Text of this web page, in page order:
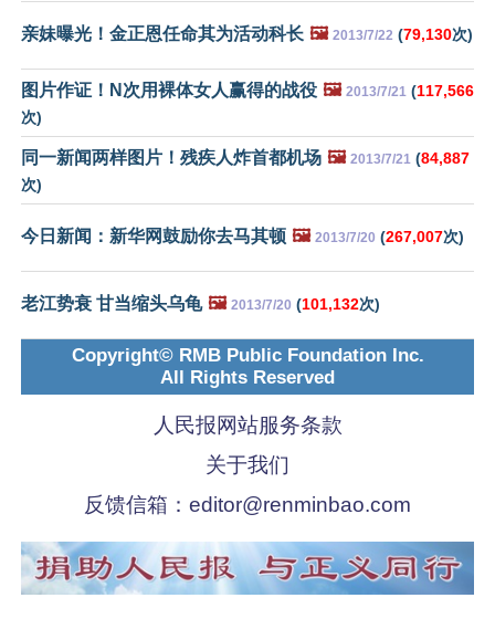
亲妹曝光！金正恩任命其为活动科长 🖼️ 2013/7/22 (79,130次)
图片作证！N次用裸体女人赢得的战役 🖼️ 2013/7/21 (117,566
次)
同一新闻两样图片！残疾人炸首都机场 🖼️ 2013/7/21 (84,887
次)
今日新闻：新华网鼓励你去马其顿 🖼️ 2013/7/20 (267,007次)
老江势衰 甘当缩头乌龟 🖼️ 2013/7/20 (101,132次)
Copyright© RMB Public Foundation Inc.
All Rights Reserved
人民报网站服务条款
关于我们
反馈信箱： editor@renminbao.com